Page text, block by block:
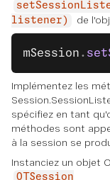
listener)
de
mSession .
Implémentez les
spécifiez en tant
méthodes sont
à la session se
Instanciez un objet
OTSession